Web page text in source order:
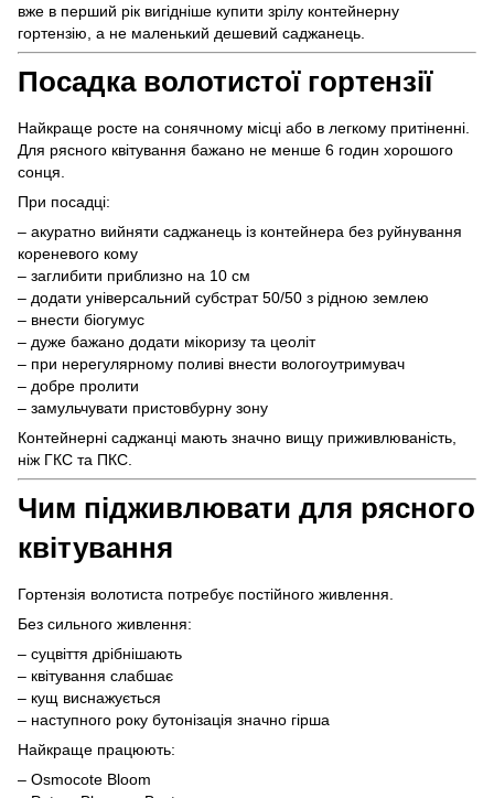
вже в перший рік вигідніше купити зрілу контейнерну
гортензію, а не маленький дешевий саджанець.
Посадка волотистої гортензії
Найкраще росте на сонячному місці або в легкому притіненні.
Для рясного квітування бажано не менше 6 годин хорошого
сонця.
При посадці:
– акуратно вийняти саджанець із контейнера без руйнування
кореневого кому
– заглибити приблизно на 10 см
– додати універсальний субстрат 50/50 з рідною землею
– внести біогумус
– дуже бажано додати мікоризу та цеоліт
– при нерегулярному поливі внести вологоутримувач
– добре пролити
– замульчувати пристовбурну зону
Контейнерні саджанці мають значно вищу приживлюваність,
ніж ГКС та ПКС.
Чим підживлювати для рясного
квітування
Гортензія волотиста потребує постійного живлення.
Без сильного живлення:
– суцвіття дрібнішають
– квітування слабшає
– кущ виснажується
– наступного року бутонізація значно гірша
Найкраще працюють:
– Osmocote Bloom